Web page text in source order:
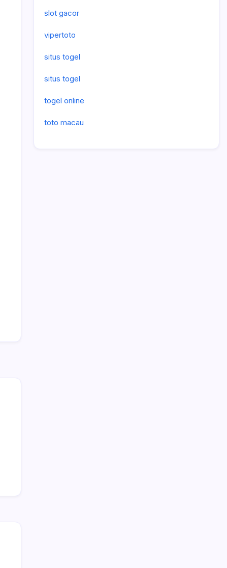
slot gacor
vipertoto
situs togel
situs togel
togel online
toto macau